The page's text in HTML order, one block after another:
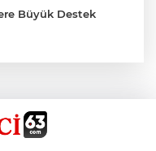
Büyük Destek
Çalışması